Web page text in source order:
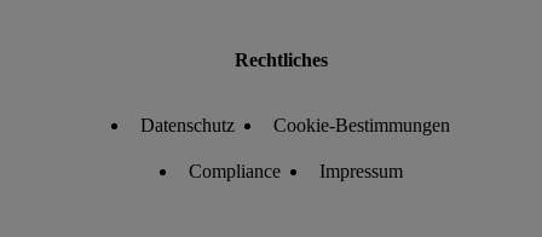
Rechtliches
Datenschutz Cookie-Bestimmungen
Compliance Impressum